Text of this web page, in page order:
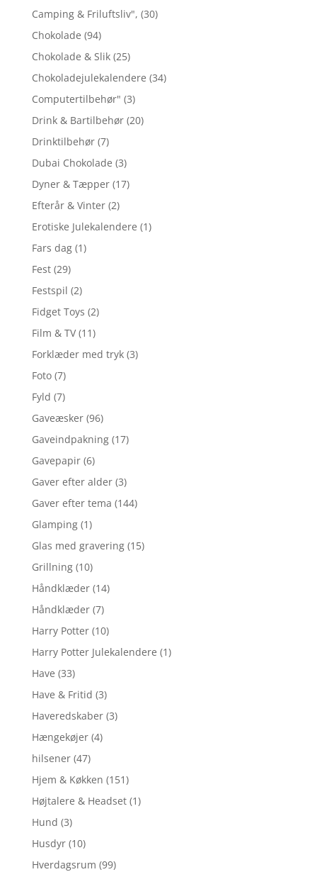
Camping & Friluftsliv", (30)
Chokolade (94)
Chokolade & Slik (25)
Chokoladejulekalendere (34)
Computertilbehør" (3)
Drink & Bartilbehør (20)
Drinktilbehør (7)
Dubai Chokolade (3)
Dyner & Tæpper (17)
Efterår & Vinter (2)
Erotiske Julekalendere (1)
Fars dag (1)
Fest (29)
Festspil (2)
Fidget Toys (2)
Film & TV (11)
Forklæder med tryk (3)
Foto (7)
Fyld (7)
Gaveæsker (96)
Gaveindpakning (17)
Gavepapir (6)
Gaver efter alder (3)
Gaver efter tema (144)
Glamping (1)
Glas med gravering (15)
Grillning (10)
Håndklæder (14)
Håndklæder (7)
Harry Potter (10)
Harry Potter Julekalendere (1)
Have (33)
Have & Fritid (3)
Haveredskaber (3)
Hængekøjer (4)
hilsener (47)
Hjem & Køkken (151)
Højtalere & Headset (1)
Hund (3)
Husdyr (10)
Hverdagsrum (99)